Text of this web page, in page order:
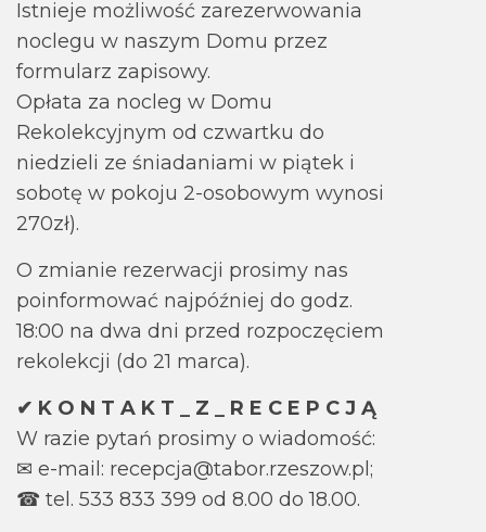
Istnieje możliwość zarezerwowania
noclegu w naszym Domu przez
formularz zapisowy.
Opłata za nocleg w Domu
Rekolekcyjnym od czwartku do
niedzieli ze śniadaniami w piątek i
sobotę w pokoju 2-osobowym wynosi
270zł).
O zmianie rezerwacji prosimy nas
poinformować najpóźniej do godz.
18:00 na dwa dni przed rozpoczęciem
rekolekcji (do 21 marca).
✔ K O N T A K T _ Z _ R E C E P C J Ą
W razie pytań prosimy o wiadomość:
✉ e-mail: recepcja@tabor.rzeszow.pl;
☎ tel. 533 833 399 od 8.00 do 18.00.